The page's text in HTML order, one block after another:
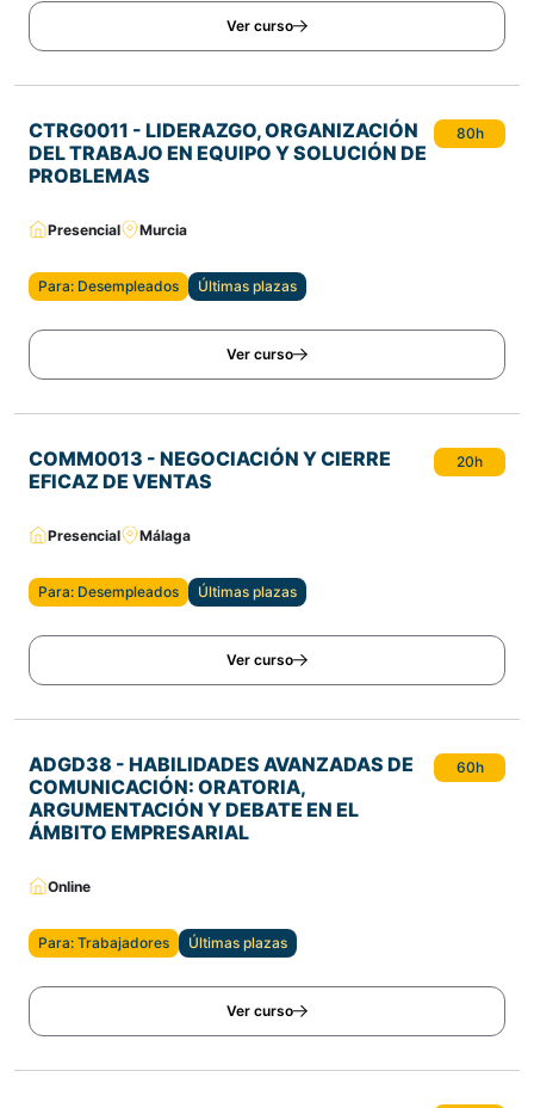
Ver curso
CTRG0011 - LIDERAZGO, ORGANIZACIÓN
DEL TRABAJO EN EQUIPO Y SOLUCIÓN DE
PROBLEMAS
80h
Presencial Murcia
Para: Desempleados Últimas plazas
Ver curso
COMM0013 - NEGOCIACIÓN Y CIERRE
EFICAZ DE VENTAS
20h
Presencial Málaga
Para: Desempleados Últimas plazas
Ver curso
ADGD38 - HABILIDADES AVANZADAS DE
COMUNICACIÓN: ORATORIA,
ARGUMENTACIÓN Y DEBATE EN EL
ÁMBITO EMPRESARIAL
60h
Online
Para: Trabajadores Últimas plazas
Ver curso